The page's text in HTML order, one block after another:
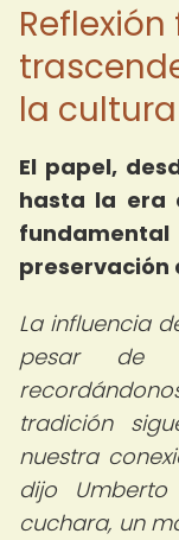
Reflexión
la cultura
El papel,
hasta la era
preservación
La influencia
pesar de
tradición
nuestra
dijo
cuchara, un